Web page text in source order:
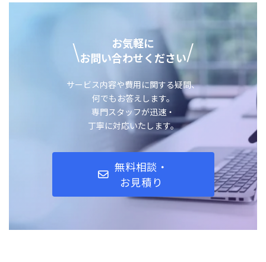
\
お気軽に
お問い合わせください/
サービス内容や費用に関する疑問、
何でもお答えします。
専門スタッフが迅速・
丁寧に対応いたします。
無料相談・
お見積り